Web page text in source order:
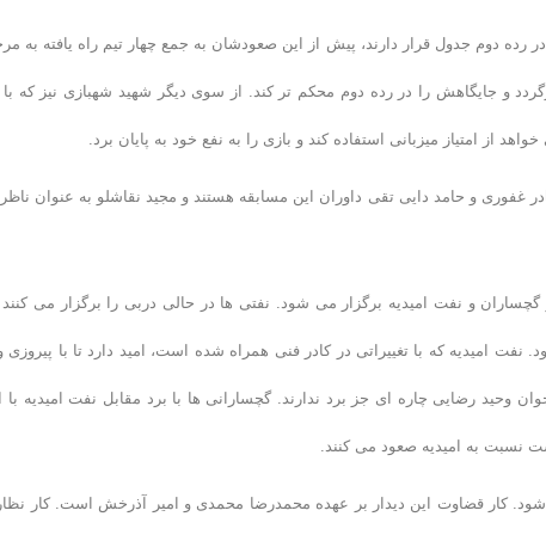
رده دوم جدول قرار دارند، پیش از این صعودشان به جمع چهار تیم راه یافته به
از امتیاز میزبانی استفاده کند و بازی را به نفع خود به پایان برد.
۳) در زنجان برگزار می شود. نادر غفوری و حامد دایی تقی داوران این مسابقه هستند و مجید نقاشلو به عنوان
و نفت امیدیه برگزار می شود. نفتی ها در حالی دربی را برگزار می
امیدیه که با تغییراتی در کادر فنی همراه شده است، امید دارد تا با پیروزی
وحید رضایی چاره ای جز برد ندارند. گچسارانی ها با برد مقابل نفت امیدیه با
نسبت به امیدیه صعود می کنند.
(۹۳/۱۱/۳) در گچساران برگزار می‌شود. کار قضاوت این دیدار بر عهده محمدرضا محمدی و امیر آذرخش است. کار